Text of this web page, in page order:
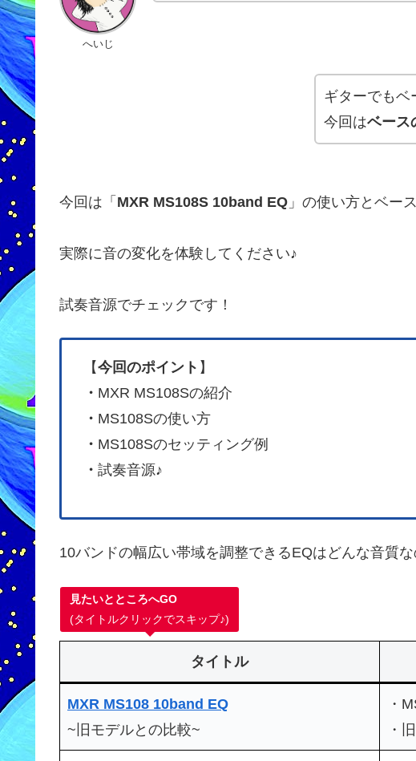
へいじ
ギターでもベ
今回はベース
今回は「 MXR MS108S 10band EQ 」の使い方とベー
実際に音の変化を体験してください♪
試奏音源でチェックです！
【今回のポイント 】
・ MXR MS108Sの紹介
・ MS108Sの使い方
・ MS108Sのセッティング例
・ 試奏音源♪
10バンドの幅広い帯域を調整できるEQはどんな音質な
見たいとところへGO
(タイトルクリックでスキップ♪)
タイトル
MXR MS108 10band EQ
~旧モデルとの比較~
・
・